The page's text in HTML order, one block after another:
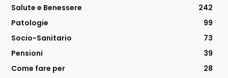
Salute e Benessere
242
Patologie
99
Socio-Sanitario
73
Pensioni
39
Come fare per
28